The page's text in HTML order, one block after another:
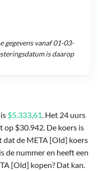
$5.333,61 . Het 24 uurs
$30.942. De koers is
dat de META [Old] koers
de nummer en heeft een
[Old] kopen? Dat kan.
gegevens vanaf01-03-
is daarop